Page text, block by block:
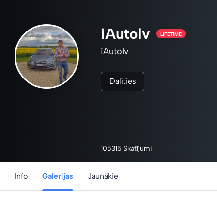
iAutolv LIFETIME
iAutolv
Dalīties
105315 Skatījumi
Info Galerijas Jaunākie